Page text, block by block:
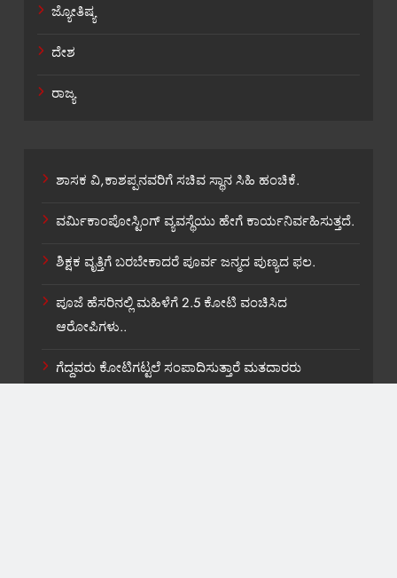
ಜ್ಯೋತಿಷ್ಯ
ದೇಶ
ರಾಜ್ಯ
ಶಾಸಕ ವಿ,ಕಾಶಪ್ಪನವರಿಗೆ ಸಚಿವ ಸ್ಥಾನ ಸಿಹಿ ಹಂಚಿಕೆ.
ವರ್ಮಿಕಾಂಪೋಸ್ಟಿಂಗ್ ವ್ಯವಸ್ಥೆಯು ಹೇಗೆ ಕಾರ್ಯನಿರ್ವಹಿಸುತ್ತದೆ.
ಶಿಕ್ಷಕ ವೃತ್ತಿಗೆ ಬರಬೇಕಾದರೆ ಪೂರ್ವ ಜನ್ಮದ ಪುಣ್ಯದ ಫಲ.
ಪೂಜೆ ಹೆಸರಿನಲ್ಲಿ ಮಹಿಳೆಗೆ 2.5 ಕೋಟಿ ವಂಚಿಸಿದ
ಆರೋಪಿಗಳು..
ಗೆದ್ದವರು ಕೋಟಿಗಟ್ಟಲೆ ಸಂಪಾದಿಸುತ್ತಾರೆ ಮತದಾರರು